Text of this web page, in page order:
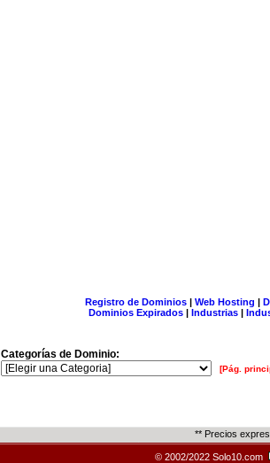
Registro de Dominios| Web Hosting |
Dominios Expirados | Industrias |
Categorías de Dominio:
[Pág.
** Precios
© 2002/2022 Solo10.com